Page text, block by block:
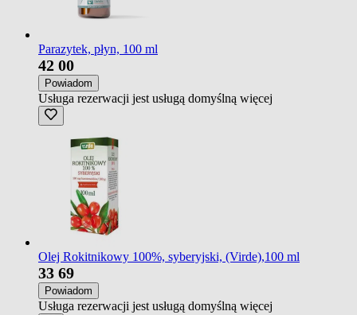
Parazytek, płyn, 100 ml
42 00
Powiadom
Usługa rezerwacji jest usługą domyślną więcej
Olej Rokitnikowy 100%, syberyjski, (Virde),100 ml
33 69
Powiadom
Usługa rezerwacji jest usługą domyślną więcej